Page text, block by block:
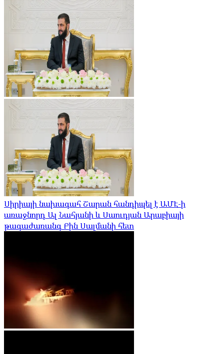
Սիրիայի նախագահ Շարան հանդիպել է ԱՄԷ-ի
առաջնորդ Ալ Նահյանի և Սաուդյան Արաբիայի
թագաժառանգ Բին Սալմանի հետ